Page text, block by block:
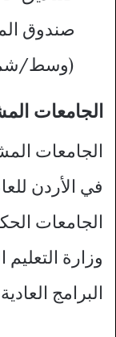
صندوق
(وسط/
الجامعات
الجامعات
الجامعات
وزارة
البرامج